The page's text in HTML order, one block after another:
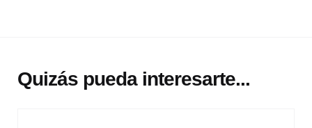
Quizás pueda interesarte...